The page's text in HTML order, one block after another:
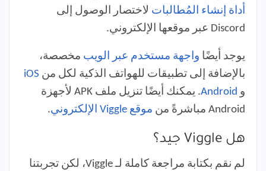
أداة إنشاء المُطالبات لاختصار الوصول إلى
Discord عبر موقعها الإلكتروني.
يوجد أيضًا واجهة مستخدم عبر الويب مخصصة،
بالإضافة إلى تطبيقات للهواتف الذكية لكل من iOS
و Android
. يمكنك أيضًا تنزيل ملف APK لأجهزة
Android مباشرةً من
موقع Viggle الإلكتروني .
هل Viggle جيد؟
لم نقم بكتابة مراجعة كاملة لـ Viggle، لكن تجربتنا